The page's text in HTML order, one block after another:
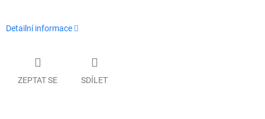
Detailní informace
ZEPTAT SE SDÍLET